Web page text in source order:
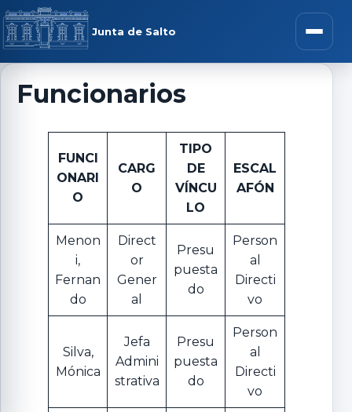
Saltar al contenido
Junta de Salto Abrir
menú
Funcionarios
FUNCI
ONARI
O
CARG
O
TIPO
DE
VÍNCU
LO
ESCAL
AFÓN
Menon
i,
Fernan
do
Direct
or
Gener
al
Presu
puesta
do
Person
al
Directi
vo
Silva,
Mónica
Jefa
Admini
strativa
Presu
puesta
do
Person
al
Directi
vo